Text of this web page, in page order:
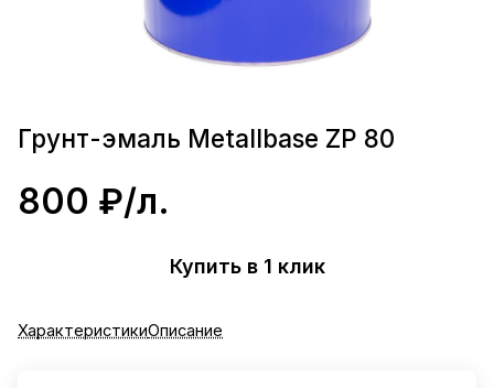
Грунт-эмаль Metallbase ZP 80
800 ₽/л.
Купить в 1 клик
ХарактеристикиОписание